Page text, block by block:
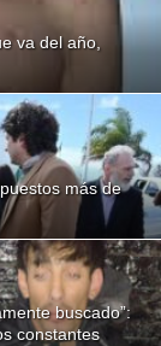
va del año,
más de
buscado”:
constantes